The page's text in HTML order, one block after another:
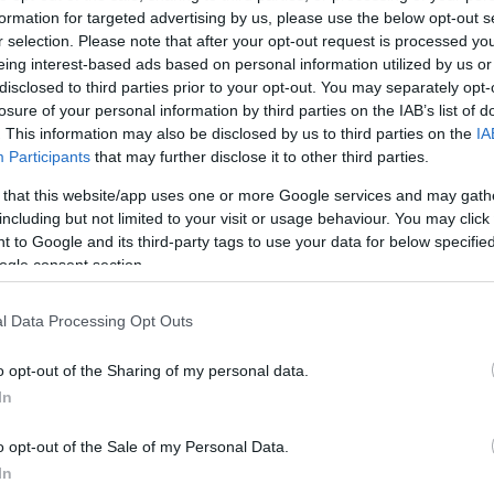
for targeted advertising by us, please use the below opt-out
selection. Please note that after your opt-out request is processed
interest-based ads based on personal information utilized by us
to third parties prior to your opt-out. You may separately
of your personal information by third parties on the IAB’s list of
This information may also be disclosed by us to third parties on the
Participants that may further disclose it to other third parties.
that this website/app uses one or more Google services and may
but not limited to your visit or usage behaviour. You may
to Google and its third-party tags to use your data for below
consent section.
Data Processing Opt Outs
opt-out of the Sharing of my personal data.
opt-out of the Sale of my Personal Data.
חיל האוויר זיהה אתמול בהכוונה מודיעינית מדויקת בזמן
של משטר הטרור האיראני שפעלו באתר צבאי במערב
הזיהוי, חיל האוויר תקף וחיסל את…
pic.twitter.com/79sHnnwUGf
— צבא ההגנה לישראל (@idfonline) March 18, 2026
Δεν θα εμπλακούμε στη
ούτε εντολή
δεν θα εμπλακεί στη Μέση Ανατολή, δεν υπάρχει
για αυτό», τόνισε ο καγκελάριος Φρίντριχ
ότι η Ουάσιγκτον δεν συμβουλεύτηκε